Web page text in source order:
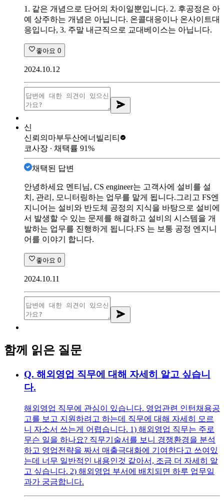
1. 같은 개념으로 단어의 차이일뿐입니다. 2. 후공정은 아
예 상주하는 개념은 아닙니다. 온콜대응이나 온사이트대
응입니다, 3. 주말 내근직으로 교대베이스는 아닙니다.
좋아요 0
2024.10.12
신
신뢰의마부두산에너빌리티
코사장 ∙ 채택률 91%
채택된 답변
안녕하세요 멘티님, CS engineer는 고객사에 설비를 설
치, 관리, 모니터링하는 업무를 맡게 됩니다.그리고 FS엔
지니어는 설비와 반도체 공정의 지식을 바탕으로 설비에
서 발생할 수 있는 문제를 해결하고 설비의 시스템을 개
발하는 업무를 진행하게 됩니다.FS 는 보통 공정 엔지니
어를 이야기 합니다.
좋아요 0
2024.10.11
함께 읽은 질문
Q. 해외영업 직무에 대해 자세히 알고 싶습니
다.
해외영업 직무에 관심이 있습니다. 영업관련 인턴채용공
고를 보고 지원하려고 하는데 직무에 대해 자세히 모르
니 자소서 쓰는게 어렵습니다. 1) 해외영업 직무는 주로
무슨 일을 하나요? 직무기술서를 보니 경쟁환경을 분석
하고 영업전략을 짜서 매출극대화에 기여한다고 쓰여있
는데 너무 일반적인 내용인것 같아서, 조금 더 자세히 알
고 싶습니다. 2) 해외영업 부서에 배치되면 하루 업무일
과가 궁금합니다.